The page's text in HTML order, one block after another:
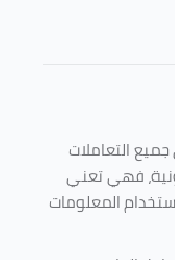
التعاملات
فهي تعني
المعلومات